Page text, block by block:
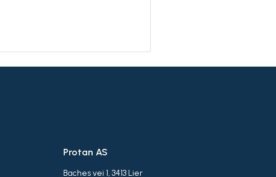
Protan AS
Baches vei 1, 3413 Lier